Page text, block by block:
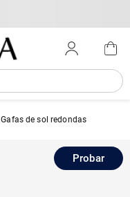
Gafas de sol redondas
Probar